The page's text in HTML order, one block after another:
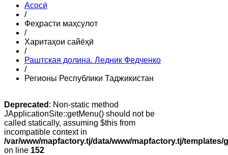
Асосӣ
/
Феҳрасти маҳсулот
/
Харитаҳои сайёҳӣ
/
Раштская долина. Ледник Федченко
/
Регионы Республики Таджикистан
Deprecated : Non-static method
JApplicationSite::getMenu() should not be
called statically, assuming $this from
incompatible context in
/var/www/mapfactory.tj/data/www/mapfactory.tj/
on line 152